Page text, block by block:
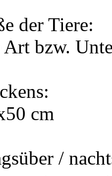
der Tiere:
bzw.
cm
/